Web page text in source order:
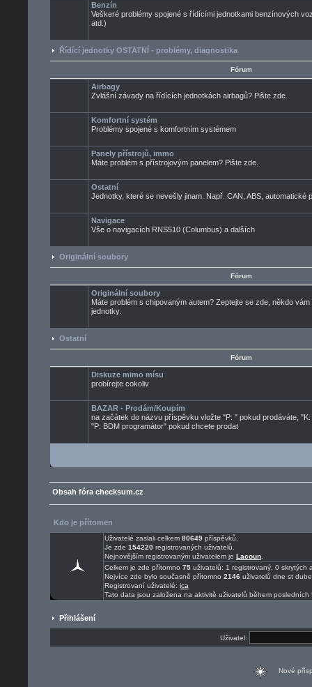
Benzín
Veškeré problémy spojené s řídícími jednotkami benzínových
atd.)
Řídící jednotky OSTATNÍ - problémy, diagnostika
Fórum
Airbagy
Zvlášní závady na řídících jednotkách airbagů? Pište zde.
Komfortní systém
Problémy spojené s komfortním systémem
Panely přístrojů, immo
Máte problém s přístrojovým panelem? Pište zde.
Ostatní
Jednotky, které se nevešly jinam. Např. CAN, ABS, automatické
Navigace
Vše o navigacích RNS510 (Columbus) a dalších
Originální soubory
Fórum
Originální soubory
Máte problém s chipovaným autem? Zeptejte se zde, někdo
jednotky.
Ostatní
Fórum
Diskuze mimo mísu
probírejte cokoliv
BAZAR - Prodám/Koupím
na začátek do názvu příspěvku vložte "P: " pokud prodáváte,
"P: BDM programátor" pokud chcete prodat
Obsah fóra checksum.cz
Kdo je přítomen
Uživatelé zaslali celkem 80649 příspěvků.
Je zde 154220 registrovaných uživatelů.
Nejnovějším registrovaným uživatelem je Lacoun
Celkem je zde přítomno 75 uživatelů: 1 registrovaný, 0
Nejvíce zde bylo současně přítomno 2146 uživatelů dne st
Registrovaní uživatelé: ica
Tato data jsou založena na aktivitě uživatelů během posledních
Přihlášení
Uživatel:
Nové